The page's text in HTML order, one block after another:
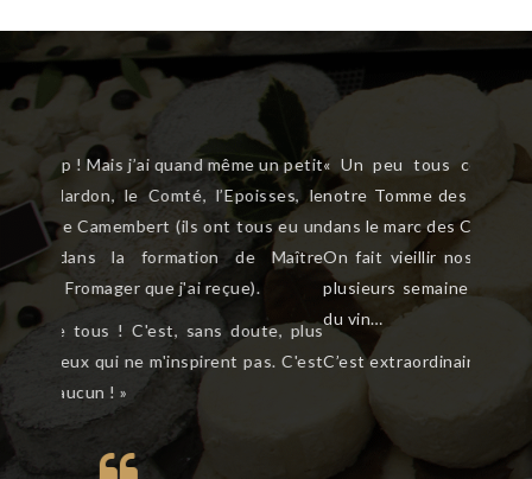
« Un peu tous ceux cités ci-dessus mais aussi
notre Tomme des Vendangeurs que nous affinons
dans le marc des Costières de Nîmes !
On fait vieillir nos tommes dans le marc pendant
plusieurs semaines… le fromage s’enrichit de la lie
C’est extraordinaire ! »